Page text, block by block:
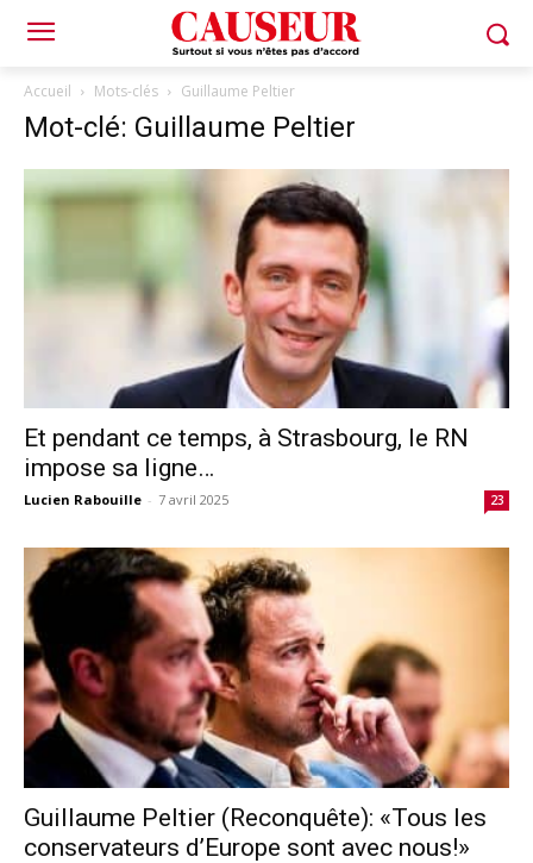
Accueil Mots-clés Guillaume Peltier
Mot-clé: Guillaume Peltier
Et pendant ce temps, à Strasbourg, le RN
impose sa ligne…
Lucien Rabouille - 7 avril 2025 23
Guillaume Peltier (Reconquête): «Tous les
conservateurs d’Europe sont avec nous!»